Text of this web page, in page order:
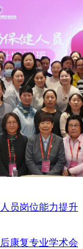
员岗位能力提升
康复专业学术会